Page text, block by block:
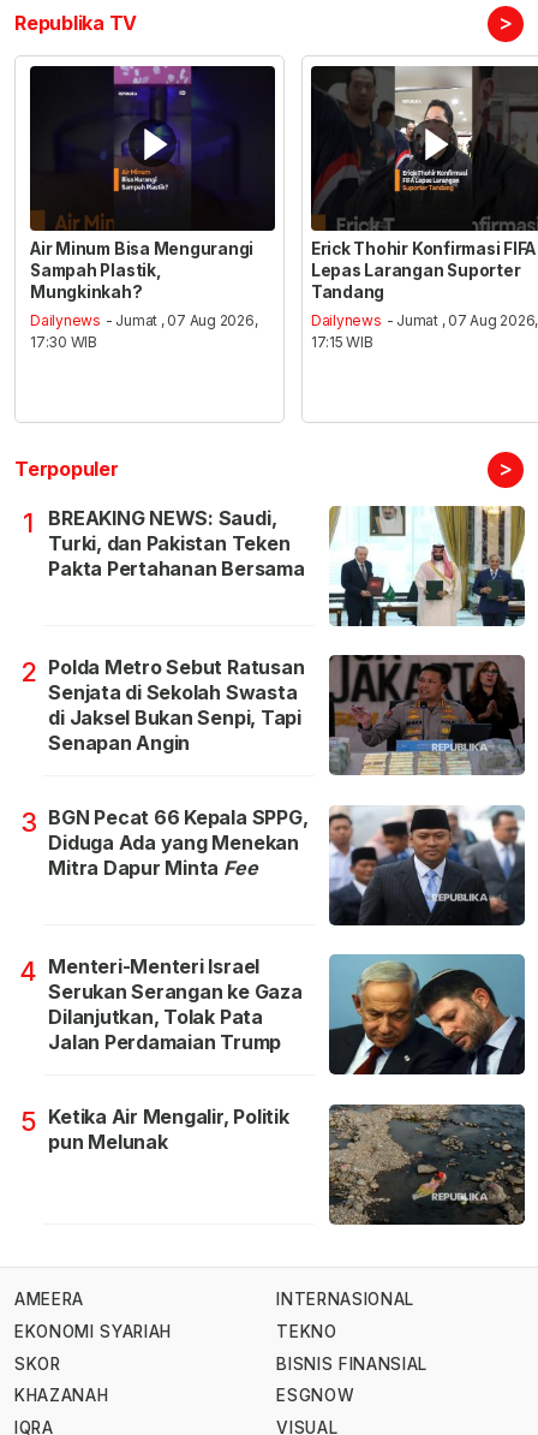
Republika TV >
Air Minum Bisa Mengurangi
Sampah Plastik,
Mungkinkah?
Dailynews - Jumat , 07 Aug 2026,
17:30 WIB
Erick Thohir Konfirmasi FIFA
Lepas Larangan Suporter
Tandang
Dailynews - Jumat , 07 Aug 2026,
17:15 WIB
Terpopuler >
1
BREAKING NEWS: Saudi,
Turki, dan Pakistan Teken
Pakta Pertahanan Bersama
2 Polda Metro Sebut Ratusan
Senjata di Sekolah Swasta
di Jaksel Bukan Senpi, Tapi
Senapan Angin
3 BGN Pecat 66 Kepala SPPG,
Diduga Ada yang Menekan
Mitra Dapur Minta Fee
4 Menteri-Menteri Israel
Serukan Serangan ke Gaza
Dilanjutkan, Tolak Pata
Jalan Perdamaian Trump
5 Ketika Air Mengalir, Politik
pun Melunak
AMEERA
EKONOMI SYARIAH
SKOR
KHAZANAH
IQRA
INTERNASIONAL
TEKNO
BISNIS FINANSIAL
ESGNOW
VISUAL